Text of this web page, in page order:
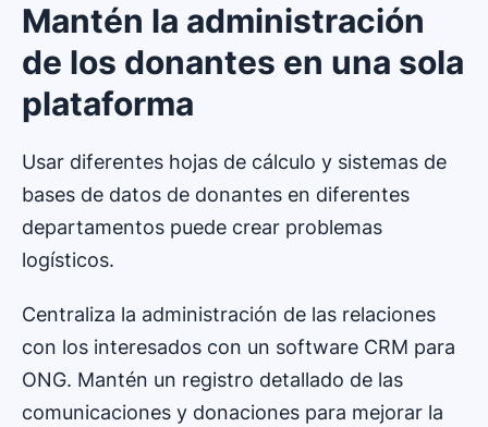
Mantén la administración
de los donantes en una sola
plataforma
Usar diferentes hojas de cálculo y sistemas de
bases de datos de donantes en diferentes
departamentos puede crear problemas
logísticos.
Centraliza la administración de las relaciones
con los interesados con un software CRM para
ONG. Mantén un registro detallado de las
comunicaciones y donaciones para mejorar la